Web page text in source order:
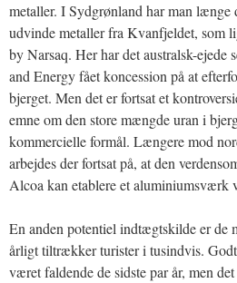
metaller. I Sydgrønland har man
udvinde metaller fra Kvanfjeldet, som
by Narsaq. Her har det australsk-ejede
and Energy fået koncession på at
bjerget. Men det er fortsat et
emne om den store mængde uran i
kommercielle formål. Længere mod
arbejdes der fortsat på, at den
Alcoa kan etablere et aluminiumsværk
En anden potentiel indtægtskilde er de
årligt tiltrækker turister i tusindvis.
været faldende de sidste par år, men